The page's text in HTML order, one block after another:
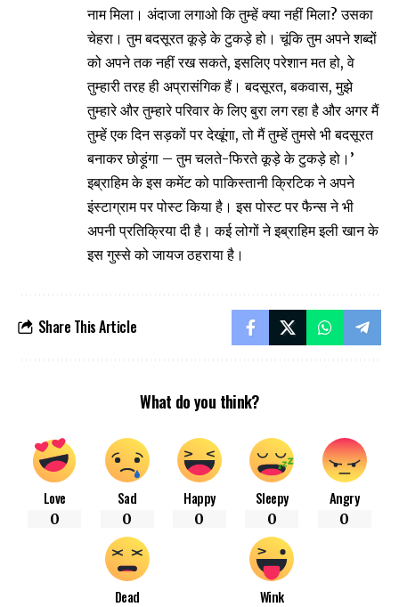
नाम मिला। अंदाजा लगाओ कि तुम्हें क्या नहीं मिला? उसका
चेहरा। तुम बदसूरत कूड़े के टुकड़े हो। चूंकि तुम अपने शब्दों
को अपने तक नहीं रख सकते, इसलिए परेशान मत हो, वे
तुम्हारी तरह ही अप्रासंगिक हैं। बदसूरत, बकवास, मुझे
तुम्हारे और तुम्हारे परिवार के लिए बुरा लग रहा है और अगर मैं
तुम्हें एक दिन सड़कों पर देखूंगा, तो मैं तुम्हें तुमसे भी बदसूरत
बनाकर छोड़ूंगा – तुम चलते-फिरते कूड़े के टुकड़े हो।’
इब्राहिम के इस कमेंट को पाकिस्तानी क्रिटिक ने अपने
इंस्टाग्राम पर पोस्ट किया है। इस पोस्ट पर फैन्स ने भी
अपनी प्रतिक्रिया दी है। कई लोगों ने इब्राहिम इली खान के
इस गुस्से को जायज ठहराया है।
Share This Article
What do you think?
Love
0
Sad
0
Happy
0
Sleepy
0
Angry
0
Dead Wink